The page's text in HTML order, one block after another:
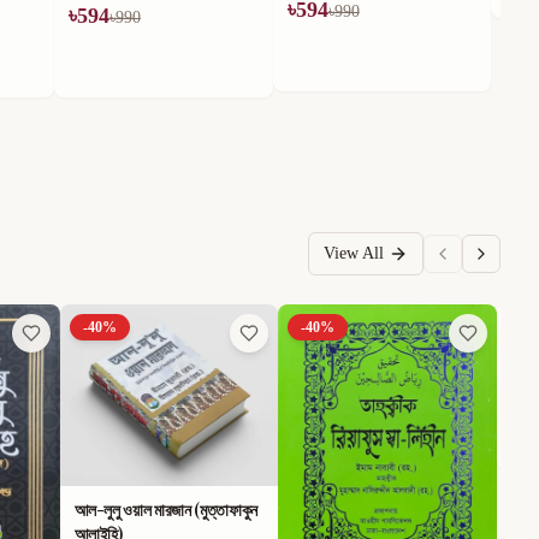
৳594৳990
View All
40%
আল-লুলু ওয়াল মারজান (মুত্তাফাকুন
আলাইহি)
-40%